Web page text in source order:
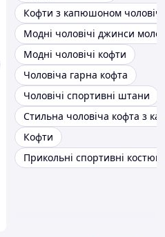
Кофти з капюшоном чоловічі
Модні чоловічі джинси
Модні чоловічі кофти
Чоловіча гарна кофта
Чоловічі спортивні штани
Стильна чоловіча кофта з
Кофти
Прикольні спортивні